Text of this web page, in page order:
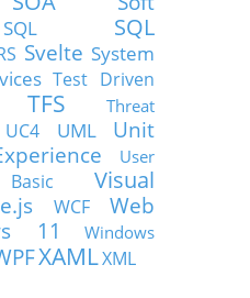
SQL
SQL
Svelte System
Test Driven
TFS
Threat
UC4 UML
Unit
User
Visual
WCF
Web
11
Windows
XAMLXML